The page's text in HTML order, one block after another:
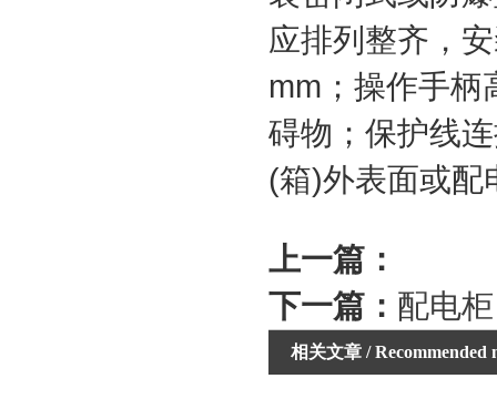
应排列整齐，
mm；操作手柄
碍物；保护线
(箱)外表面或
上一篇：
下一篇： 配电柜
相关文章 / Recommended